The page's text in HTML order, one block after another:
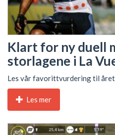
Klart for ny duell
storlagene i La
Les vår favorittvurdering til
Les mer